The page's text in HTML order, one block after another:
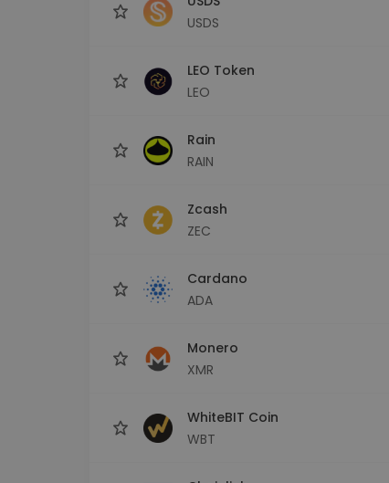
USDS
LEO Token
LEO
Rain
RAIN
Zcash
ZEC
Cardano
ADA
Monero
XMR
WhiteBIT Coin
WBT